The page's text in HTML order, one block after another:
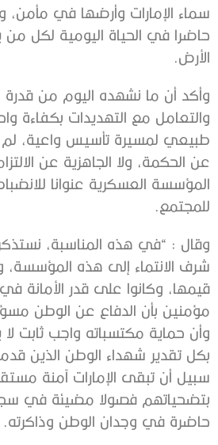
سماء الإمارات وأرضها في مأمن،
حاضرا في الحياة اليومية لكل
الأرض.
وأكد أن ما نشهده اليوم من قدرة
والتعامل مع التهديدات بكفاءة
طبيعي لمسيرة تأسيس واعية، لم
عن الحكمة، ولا الجاهزية عن
المؤسسة العسكرية عنوانا
للمجتمع.
وقال : “في هذه المناسبة، نستذكر
شرف الانتماء إلى هذه
قيمها، وكانوا على قدر الأمانة
مؤمنين بأن الدفاع عن الوطن
وأن حماية مكتسباته واجب ثابت
بكل تقدير شهداء الوطن الذين
سبيل أن تبقى الإمارات آمنة
بتضحياتهم فصولا مضيئة في
حاضرة في وجدان الوطن وذاكرته.